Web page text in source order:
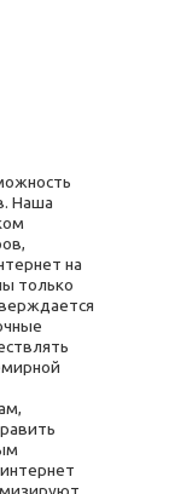
Наша
на
только